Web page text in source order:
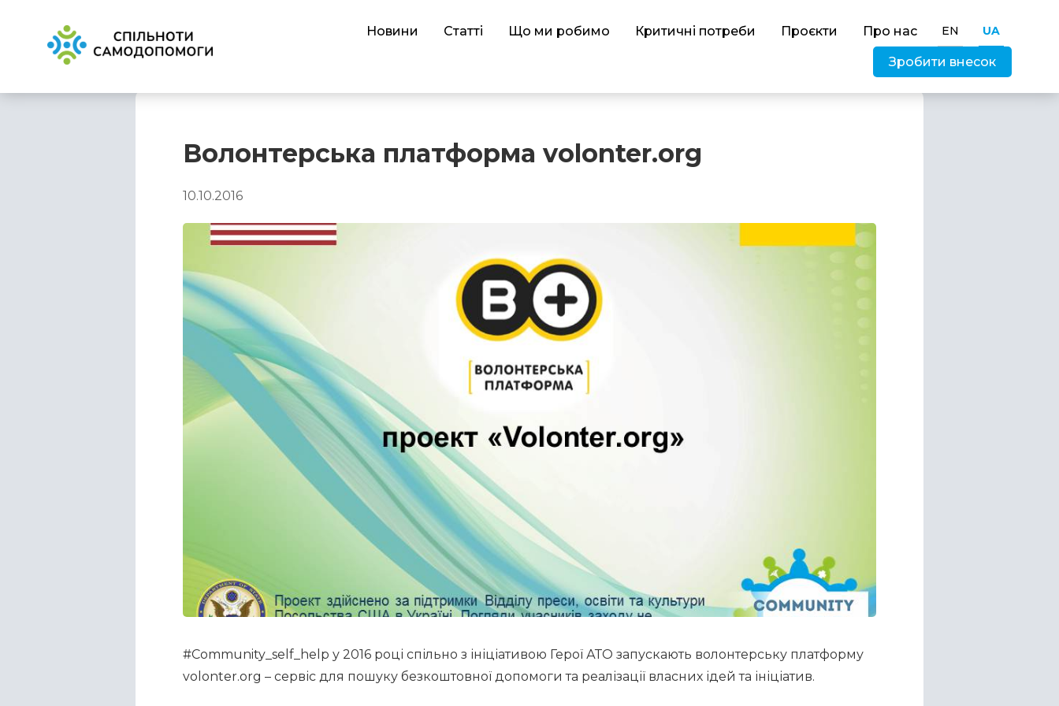
Новини Статті Що ми робимо Критичні потреби Проєкти Про нас EN UA
Зробити внесок
Волонтерська платформа volonter.org
10.10.2016
#Community_self_help у 2016 році спільно з ініціативою Герої АТО запускають волонтерську платформу
volonter.org – сервіс для пошуку безкоштовної допомоги та реалізації власних ідей та ініціатив.